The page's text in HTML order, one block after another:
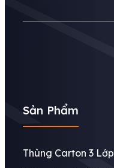
Sản Phẩm
Thùng Carton 3 Lớp